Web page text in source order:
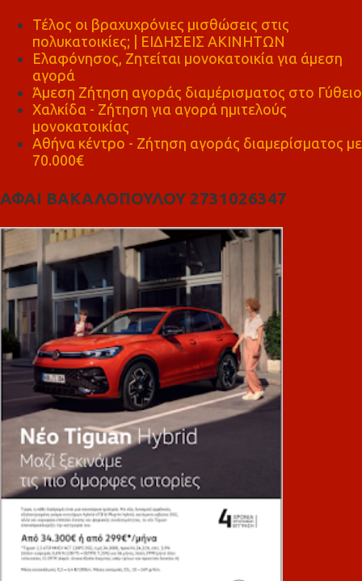
Τέλος οι βραχυχρόνιες μισθώσεις στις
πολυκατοικίες; | ΕΙΔΗΣΕΙΣ ΑΚΙΝΗΤΩΝ
Ελαφόνησος, Ζητείται μονοκατοικία για άμεση
αγορά
Άμεση Ζήτηση αγοράς διαμέρισματος στο Γύθειο
Χαλκίδα - Ζήτηση για αγορά ημιτελούς
μονοκατοικίας
Αθήνα κέντρο - Ζήτηση αγοράς διαμερίσματος με
70.000€
ΑΦΑΙ ΒΑΚΑΛΟΠΟΥΛΟΥ 2731026347